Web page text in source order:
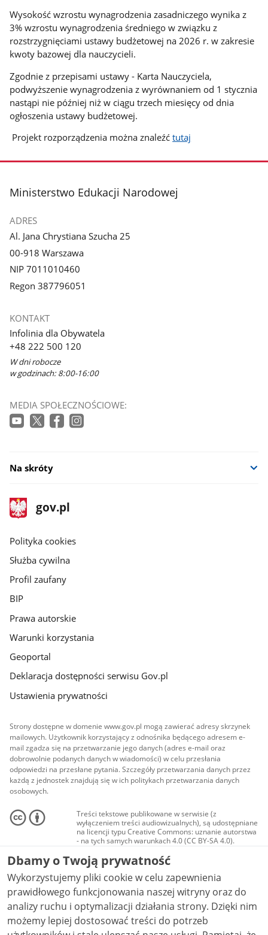
Wysokość wzrostu wynagrodzenia zasadniczego wynika z
3% wzrostu wynagrodzenia średniego w związku z
rozstrzygnięciami ustawy budżetowej na 2026 r. w zakresie
kwoty bazowej dla nauczycieli.
Zgodnie z przepisami ustawy - Karta Nauczyciela,
podwyższenie wynagrodzenia z wyrównaniem od 1 stycznia
nastąpi nie później niż w ciągu trzech miesięcy od dnia
ogłoszenia ustawy budżetowej.
Projekt rozporządzenia można znaleźćtutaj
stopka
Ministerstwo Edukacji Narodowej
ADRES
Al. Jana Chrystiana Szucha 25
00-918 Warszawa
NIP 7011010460
Regon 387796051
KONTAKT
Infolinia dla Obywatela
+48 222 500 120
W dni robocze
w godzinach: 8:00-16:00
MEDIA SPOŁECZNOŚCIOWE:
Na skróty
stopka
gov.pl
Strona
gov.pl
gov.pl
Polityka cookies
Służba cywilna
Profil zaufany
BIP
Prawa autorskie
Warunki korzystania
Geoportal
Deklaracja dostępności serwisu Gov.pl
Ustawienia prywatności
Strony dostępne w domenie www.gov.pl mogą zawierać adresy skrzynek
mailowych. Użytkownik korzystający z odnośnika będącego adresem e-
mail zgadza się na przetwarzanie jego danych (adres e-mail oraz
dobrowolnie podanych danych w wiadomości) w celu przesłania
odpowiedzi na przesłane pytania. Szczegóły przetwarzania danych przez
każdą z jednostek znajdują się w ich politykach przetwarzania danych
osobowych.
Treści tekstowe publikowane w serwisie (z
wyłączeniem treści audiowizualnych), są udostępniane
na licencji typu Creative Commons: uznanie autorstwa
- na tych samych warunkach 4.0 (CC BY-SA 4.0).
Materiały audiowizualne, w tym zdjęcia, materiały
audio i wideo, są udostępniane na licencji typu
Creative Commons: uznanie autorstwa użycie
niekomercyjne - bez utworów zależnych 4.0 (CC BY-
NC-ND 4.0), o ile nie jest to stwierdzone inaczej.
Dbamy o Twoją prywatność
Wykorzystujemy pliki cookie w celu zapewnienia
prawidłowego funkcjonowania naszej witryny oraz do
analizy ruchu i optymalizacji działania strony. Dzięki nim
możemy lepiej dostosować treści do potrzeb